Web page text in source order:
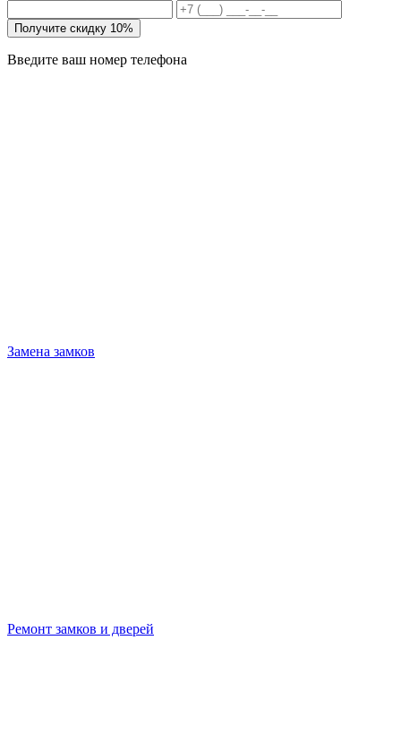
Получите скидку 10%
Введите ваш номер телефона
Замена замков
Ремонт замков и дверей